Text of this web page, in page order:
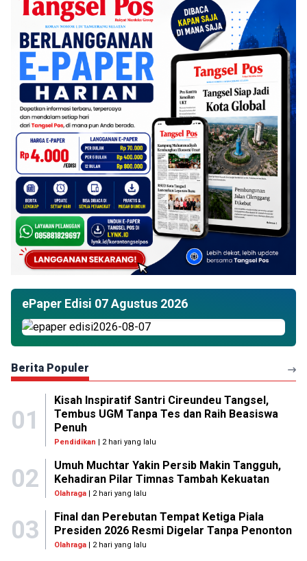
ePaper Edisi 07 Agustus 2026
Berita Populer
01
Kisah Inspiratif Santri Cireundeu Tangsel,
Tembus UGM Tanpa Tes dan Raih Beasiswa
Penuh
Pendidikan | 2 hari yang lalu
02
Umuh Muchtar Yakin Persib Makin Tangguh,
Kehadiran Pilar Timnas Tambah Kekuatan
Olahraga| 2 hari yang lalu
03
Final dan Perebutan Tempat Ketiga Piala
Presiden 2026 Resmi Digelar Tanpa Penonton
Olahraga| 2 hari yang lalu